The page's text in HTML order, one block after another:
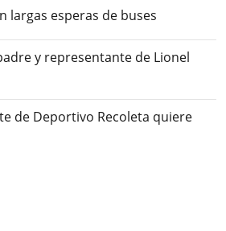
largas esperas de buses
y representante de Lionel
de Deportivo Recoleta quiere